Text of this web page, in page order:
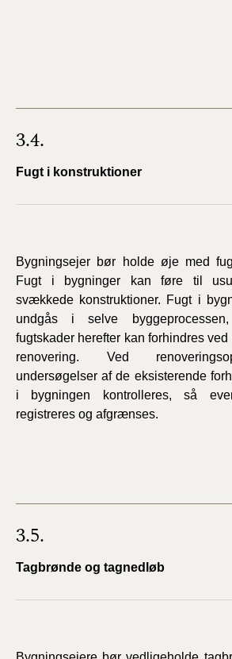
3.4.
Fugt i konstruktioner
Bygningsejer bør holde øje med
Fugt i bygninger kan føre til
svækkede konstruktioner. Fugt i
undgås i selve
fugtskader herefter kan forhindres
renovering. Ved
undersøgelser af de eksisterende
i bygningen kontrolleres, så
registreres og afgrænses.
3.5.
Tagbrønde og tagnedløb